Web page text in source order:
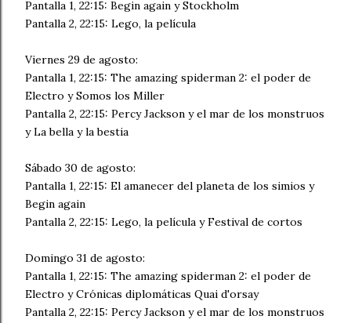
Pantalla 1, 22:15: Begin again y Stockholm
Pantalla 2, 22:15: Lego, la película
Viernes 29 de agosto:
Pantalla 1, 22:15: The amazing spiderman 2: el poder de
Electro y Somos los Miller
Pantalla 2, 22:15: Percy Jackson y el mar de los monstruos
y La bella y la bestia
Sábado 30 de agosto:
Pantalla 1, 22:15: El amanecer del planeta de los simios y
Begin again
Pantalla 2, 22:15: Lego, la película y Festival de cortos
Domingo 31 de agosto:
Pantalla 1, 22:15: The amazing spiderman 2: el poder de
Electro y Crónicas diplomáticas Quai d'orsay
Pantalla 2, 22:15: Percy Jackson y el mar de los monstruos